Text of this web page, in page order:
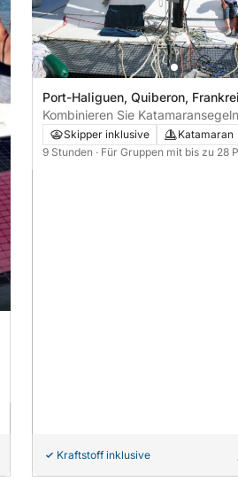
Port-Haliguen, Quiberon,
Kombinieren Sie
Erkundung der Ile aux Moines
Skipper inklusive
Katamaran
9 Stunden · Für Gruppen mit bis zu 28
Kraftstoff inklusive